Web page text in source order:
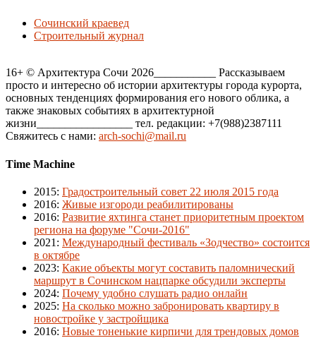
Сочинский краевед
Строительный журнал
16+ © Архитектура Сочи 2026___________ Рассказываем
просто и интересно об истории архитектуры города курорта,
основных тенденциях формирования его нового облика, а
также знаковых событиях в архитектурной
жизни_________________ тел. редакции: +7(988)2387111
Свяжитесь с нами: arch-sochi@mail.ru
Time Machine
2015: Градостроительный совет 22 июля 2015 года
2016: Живые изгороди реабилитированы
2016: Развитие яхтинга станет приоритетным проектом
региона на форуме "Сочи-2016"
2021 : Международный фестиваль «Зодчество» состоится
в октябре
2023: Какие объекты могут составить паломнический
маршрут в Сочинском нацпарке обсудили эксперты
2024: Почему удобно слушать радио онлайн
2025: На сколько можно забронировать квартиру в
новостройке у застройщика
2016: Новые тоненькие кирпичи для трендовых домов